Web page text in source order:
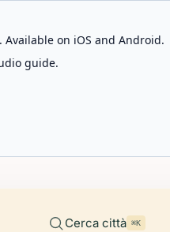
on iOS and Android.
guide.
Cerca città ⌘K